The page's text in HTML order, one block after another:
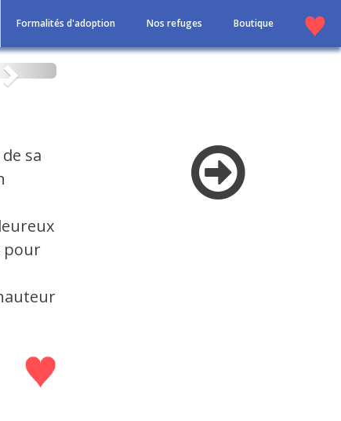
Formalités d'adoption Nos refuges Boutique
Suivant
sa
pour